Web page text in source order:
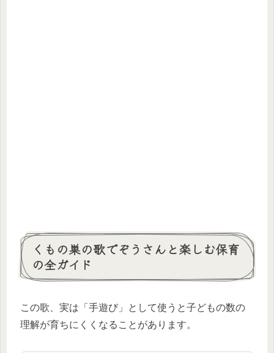
くもの巣の歌でぞうさんと楽しむ保育
の全ガイド
この歌、実は「手遊び」として使うと子どもの数の
理解が育ちにくくなることがあります。